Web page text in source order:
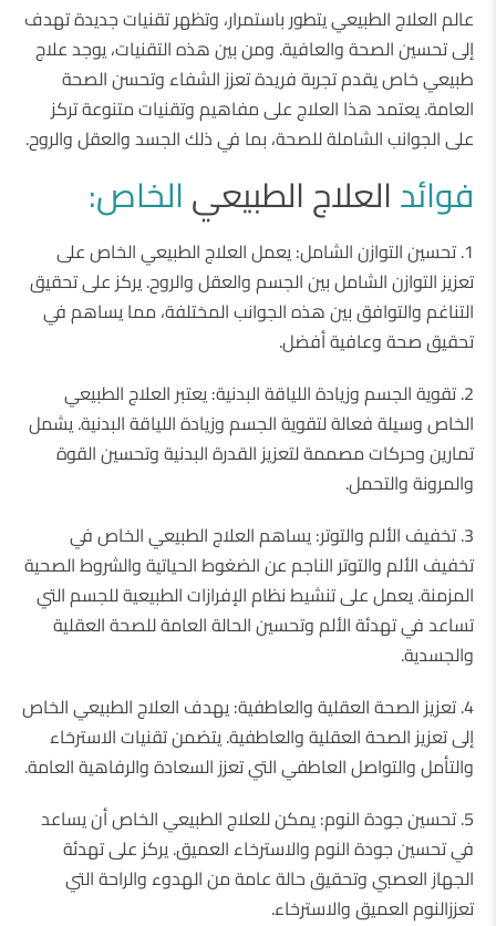
عالم العلاج الطبيعي يتطور باستمرار، وتظهر تقنيات جديدة تهدف
إلى تحسين الصحة والعافية. ومن بين هذه التقنيات، يوجد علاج
طبيعي خاص يقدم تجربة فريدة تعزز الشفاء وتحسن الصحة
العامة. يعتمد هذا العلاج على مفاهيم وتقنيات متنوعة تركز
على الجوانب الشاملة للصحة، بما في ذلك الجسد والعقل والروح.
فوائدالعلاج الطبيعيالخاص:
1. تحسين التوازن الشامل: يعمل العلاج الطبيعي الخاص على
تعزيز التوازن الشامل بين الجسم والعقل والروح. يركز على تحقيق
التناغم والتوافق بين هذه الجوانب المختلفة، مما يساهم في
تحقيق صحة وعافية أفضل.
2. تقوية الجسم وزيادة اللياقة البدنية: يعتبر العلاج الطبيعي
الخاص وسيلة فعالة لتقوية الجسم وزيادة اللياقة البدنية. يشمل
تمارين وحركات مصممة لتعزيز القدرة البدنية وتحسين القوة
والمرونة والتحمل.
3. تخفيف الألم والتوتر: يساهم العلاج الطبيعي الخاص في
تخفيف الألم والتوتر الناجم عن الضغوط الحياتية والشروط الصحية
المزمنة. يعمل على تنشيط نظام الإفرازات الطبيعية للجسم التي
تساعد في تهدئة الألم وتحسين الحالة العامة للصحة العقلية
والجسدية.
4. تعزيز الصحة العقلية والعاطفية: يهدف العلاج الطبيعي الخاص
إلى تعزيز الصحة العقلية والعاطفية. يتضمن تقنيات الاسترخاء
والتأمل والتواصل العاطفي التي تعزز السعادة والرفاهية العامة.
5. تحسين جودة النوم: يمكن للعلاج الطبيعي الخاص أن يساعد
في تحسين جودة النوم والاسترخاء العميق. يركز على تهدئة
الجهاز العصبي وتحقيق حالة عامة من الهدوء والراحة التي
تعززالنوم العميق والاسترخاء.